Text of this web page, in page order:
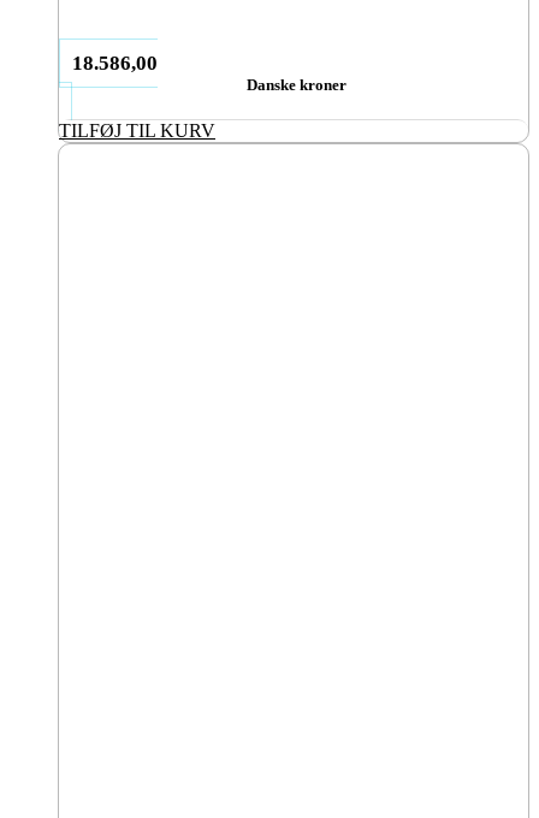
18.586,00
Danske kroner
TILFØJ TIL KURV